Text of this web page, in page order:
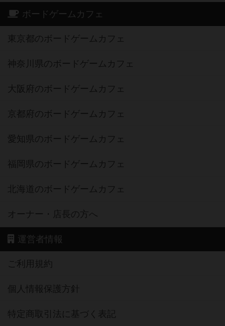
ボードゲームカフェ
東京都のボードゲームカフェ
神奈川県のボードゲームカフェ
大阪府のボードゲームカフェ
京都府のボードゲームカフェ
愛知県のボードゲームカフェ
福岡県のボードゲームカフェ
北海道のボードゲームカフェ
オーナー・店長の方へ
運営者情報
ご利用規約
個人情報保護方針
特定商取引法に基づく表記